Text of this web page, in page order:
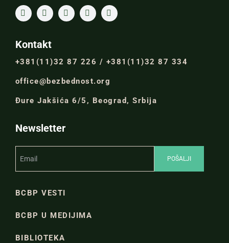
Kontakt
+381(11)32 87 226 / +381(11)32 87 334
office@bezbednost.org
Đure Jakšića 6/5, Beograd, Srbija
Newsletter
BCBP VESTI
BCBP U MEDIJIMA
BIBLIOTEKA